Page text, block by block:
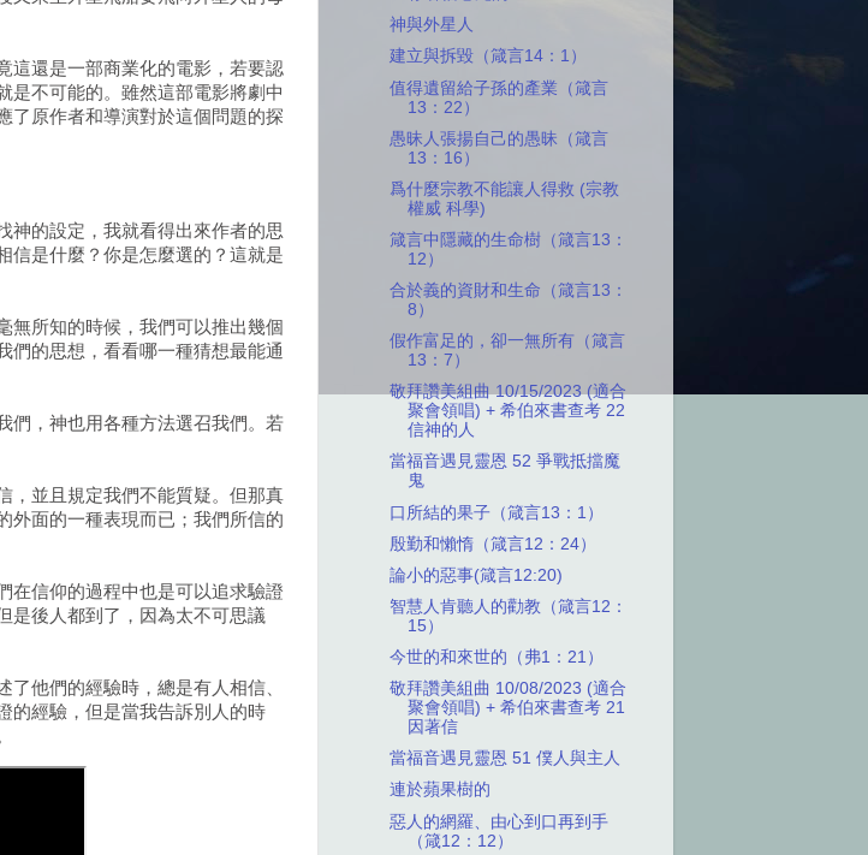
這還是一部商業化的電影，若要認
是不可能的。雖然這部電影將劇中
了原作者和導演對於這個問題的探
神的設定，我就看得出來作者的思
信是什麼？你是怎麼選的？這就是
無所知的時候，我們可以推出幾個
們的思想，看看哪一種猜想最能通
們，神也用各種方法選召我們。若
，並且規定我們不能質疑。但那真
外面的一種表現而已；我們所信的
在信仰的過程中也是可以追求驗證
是後人都到了，因為太不可思議
他們的經驗時，總是有人相信、
的經驗，但是當我告訴別人的時
神與外星人
建立與拆毀（箴言14：1）
值得遺留給子孫的產業（箴言
13：22）
愚昧人張揚自己的愚昧（箴言
13：16）
爲什麼宗教不能讓人得救 (宗教
權威 科學)
箴言中隱藏的生命樹（箴言13：
12）
合於義的資財和生命（箴言13：
8）
假作富足的，卻一無所有（箴言
13：7）
敬拜讚美組曲 10/15/2023 (適合
聚會領唱) + 希伯來書查考 22
信神的人
當福音遇見靈恩 52 爭戰抵擋魔
鬼
口所結的果子（箴言13：1）
殷勤和懶惰（箴言12：24）
論小的惡事(箴言12:20)
智慧人肯聽人的勸教（箴言12：
15）
今世的和來世的（弗1：21）
敬拜讚美組曲 10/08/2023 (適合
聚會領唱) + 希伯來書查考 21
因著信
當福音遇見靈恩 51 僕人與主人
連於蘋果樹的
惡人的網羅、由心到口再到手
（箴12：12）